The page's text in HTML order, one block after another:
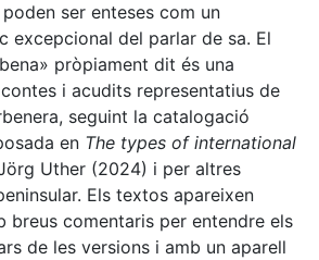
ser enteses com un
excepcional del parlar de sa. El
pròpiament dit és una
i acudits representatius de
seguint la catalogació
en The types of international
Uther (2024) i per altres
Els textos apareixen
breus comentaris per entendre els
de les versions i amb un aparell